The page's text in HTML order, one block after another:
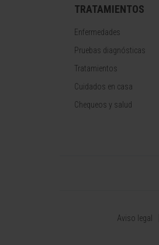
TRATAMIENTOS
Enfermedades
Pruebas diagnósticas
Tratamientos
Cuidados en casa
Chequeos y salud
Aviso legal